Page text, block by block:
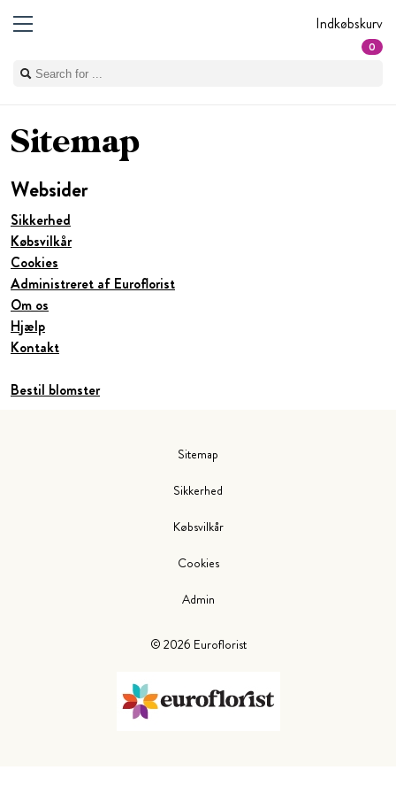
Indkøbskurv
0
Sitemap
Websider
Sikkerhed
Købsvilkår
Cookies
Administreret af Euroflorist
Om os
Hjælp
Kontakt
Bestil blomster
© 2026 Euroflorist
Sitemap
Sikkerhed
Købsvilkår
Cookies
Admin